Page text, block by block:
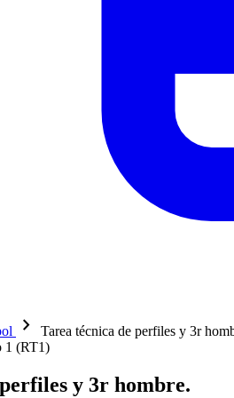
chevron_right
Tarea técnica de perfiles y 3r
1 (RT1)
y 3r hombre.